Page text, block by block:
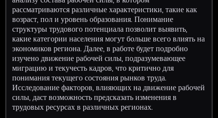
рассматриваются различные характеристики, такие как
возраст, пол и уровень образования. Понимание
структуры трудового потенциала позволит выявить,
какие категории населения могут больше всего влиять на
экономиков региона. Далее, в работе будет подробно
изучено движение рабочей силы, подразумевающее
миграцию и текучесть кадров, что критично для
понимания текущего состояния рынков труда.
Исследование факторов, влияющих на движение рабочей
силы, даст возможность предсказать изменения в
трудовых ресурсах в различных регионах.